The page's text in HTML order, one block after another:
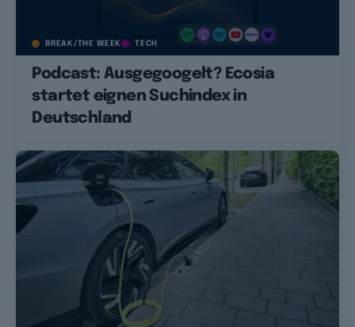
BREAK/THE WEEK TECH
Podcast: Ausgegoogelt? Ecosia
startet eignen Suchindex in
Deutschland